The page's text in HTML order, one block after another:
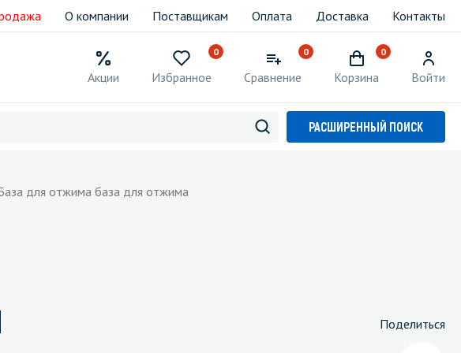
О компании Поставщикам Оплата Доставка Контакты
Акции
0
Избранное
0
Сравнение
0
Корзина Войти
РАСШИРЕННЫЙ ПОИСК
для отжима база для отжима
Поделиться